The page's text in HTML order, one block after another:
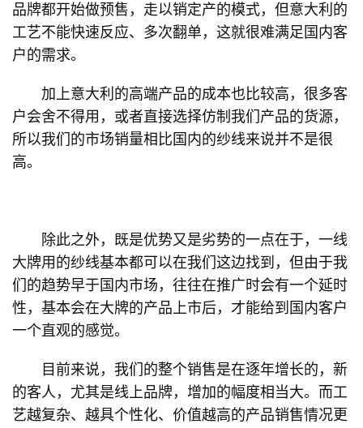
品牌都开始做预售，走以销定产的模式，但意大利的
工艺不能快速反应、多次翻单，这就很难满足国内客
户的需求。
加上意大利的高端产品的成本也比较高，很多客
户会舍不得用，或者直接选择仿制我们产品的货源，
所以我们的市场销量相比国内的纱线来说并不是很
高。
除此之外，既是优势又是劣势的一点在于，一线
大牌用的纱线基本都可以在我们这边找到，但由于我
们的趋势早于国内市场，往往在推广时会有一个延时
性，基本会在大牌的产品上市后，才能给到国内客户
一个直观的感觉。
目前来说，我们的整个销售是在逐年增长的，新
的客人，尤其是线上品牌，增加的幅度相当大。而工
艺越复杂、越具个性化、价值越高的产品销售情况更